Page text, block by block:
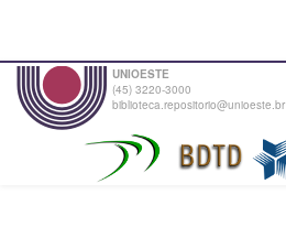
UNIOESTE
(45) 3220-3000
biblioteca.repositorio@unioeste.br